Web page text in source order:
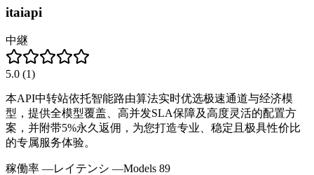
itaiapi
中継
5.0 (1)
本API中转站依托智能路由算法实时优选极速通道与经济模
型，提供全模型覆盖、高并发SLA保障及高度灵活的配置方
案，并附带5%永久返佣，为您打造专业、稳定且极具性价比
的专属服务体验。
稼働率 —レイテンシ —Models 89